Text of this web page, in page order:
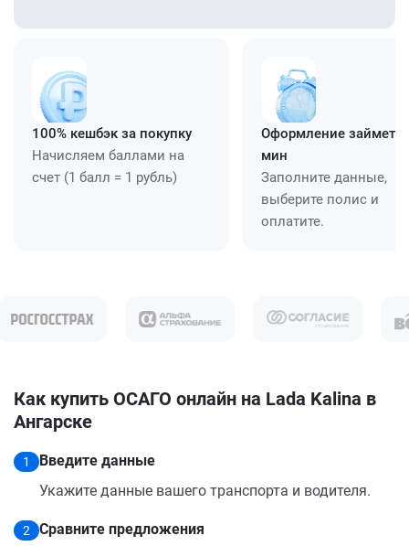
100% кешбэк за покупку
Начисляем баллами на
счет (1 балл = 1 рубль)
Оформление займет
мин
Заполните данные,
выберите полис и
оплатите.
Как купить ОСАГО онлайн на Lada Kalina в
Ангарске
1
Введите данные
Укажите данные вашего транспорта и водителя.
2
Сравните предложения